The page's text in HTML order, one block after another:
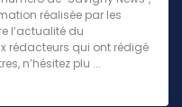
réalisée par les
l’actualité du
rédacteurs qui ont rédigé
n’hésitez plu ...